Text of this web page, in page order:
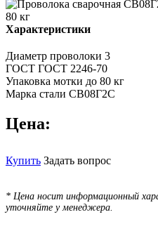
Характеристики
Диаметр проволоки 3
ГОСТ ГОСТ 2246-70
Упаковка мотки до 80 кг
Марка стали СВ08Г2C
Цена:
Купить Задать вопрос
* Цена носит информационный
уточняйте у менеджера.